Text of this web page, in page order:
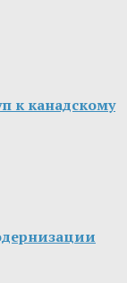
к канадскому